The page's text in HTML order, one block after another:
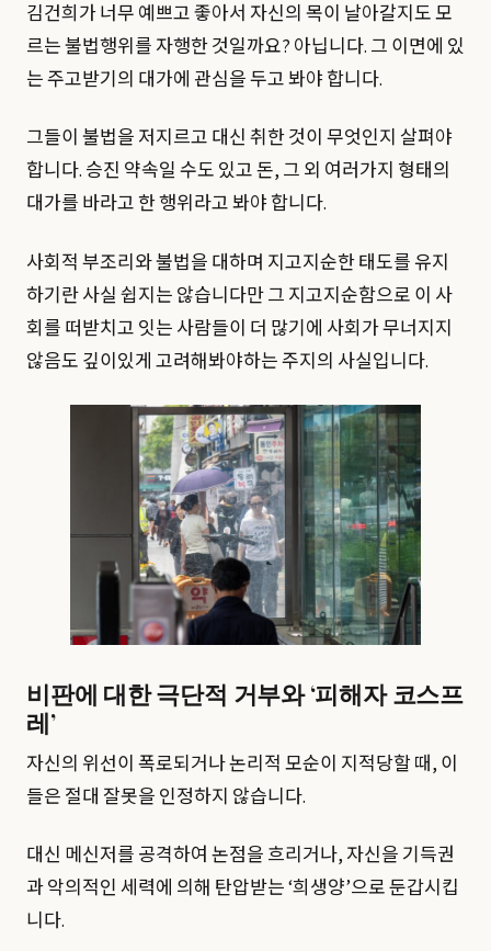
김건희가 너무 예쁘고 좋아서 자신의 목이 날아갈지도 모
르는 불법행위를 자행한 것일까요? 아닙니다. 그 이면에 있
는 주고받기의 대가에 관심을 두고 봐야 합니다.
그들이 불법을 저지르고 대신 취한 것이 무엇인지 살펴야
합니다. 승진 약속일 수도 있고 돈, 그 외 여러가지 형태의
대가를 바라고 한 행위라고 봐야 합니다.
사회적 부조리와 불법을 대하며 지고지순한 태도를 유지
하기란 사실 쉽지는 않습니다만 그 지고지순함으로 이 사
회를 떠받치고 잇는 사람들이 더 많기에 사회가 무너지지
않음도 깊이있게 고려해봐야하는 주지의 사실입니다.
비판에 대한 극단적 거부와 ‘피해자 코스프
레’
자신의 위선이 폭로되거나 논리적 모순이 지적당할 때, 이
들은 절대 잘못을 인정하지 않습니다.
대신 메신저를 공격하여 논점을 흐리거나, 자신을 기득권
과 악의적인 세력에 의해 탄압받는 ‘희생양’으로 둔갑시킵
니다.